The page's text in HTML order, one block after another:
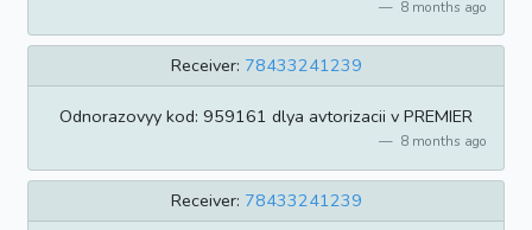
8 months ago
Receiver: 78433241239
Odnorazovyy kod: 959161 dlya avtorizacii v PREMIER
8 months ago
Receiver: 78433241239